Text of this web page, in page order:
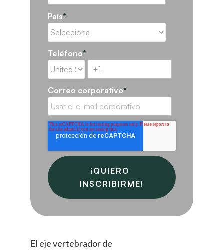
País*
Teléfono*
Correo corporativo*
El eje vertebrador de